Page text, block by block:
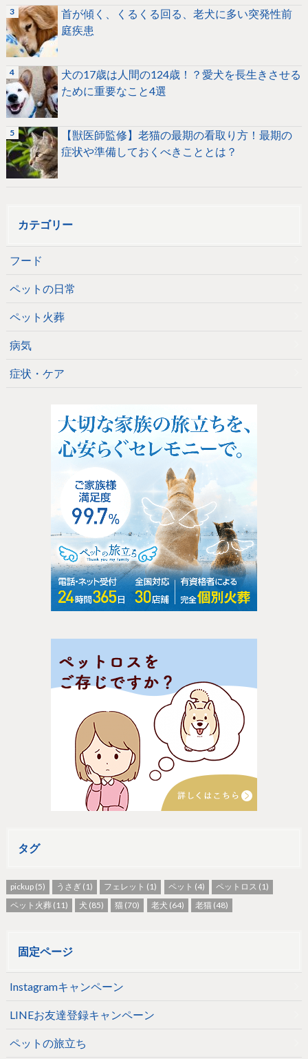
首が傾く、くるくる回る、老犬に多い突発性前
庭疾患
犬の17歳は人間の124歳！？愛犬を長生きさせる
ために重要なこと4選
【獣医師監修】老猫の最期の看取り方！最期の
症状や準備しておくべきこととは？
カテゴリー
フード
ペットの日常
ペット火葬
病気
症状・ケア
タグ
pickup(5) うさぎ (1) フェレット (1) ペット (4) ペットロス (1)
ペット火葬(11) 犬 (85) 猫 (70) 老犬 (64) 老猫(48)
固定ページ
Instagramキャンペーン
LINEお友達登録キャンペーン
ペットの旅立ち